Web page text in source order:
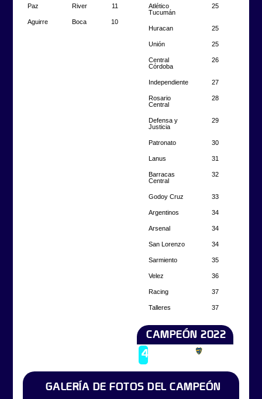
Paz River 11
Aguirre Boca 10
Atlético
Tucumán
25
Huracan 25
Unión 25
Central
Córdoba
26
Independiente 27
Rosario
Central
28
Defensa y
Justicia
29
Patronato 30
Lanus 31
Barracas
Central
32
Godoy Cruz 33
Argentinos 34
Arsenal 34
San Lorenzo 34
Sarmiento 35
Velez 36
Racing 37
Talleres 37
CAMPEÓN 2022
4Campeón
2022
GALERÍA DE FOTOS DEL CAMPEÓN